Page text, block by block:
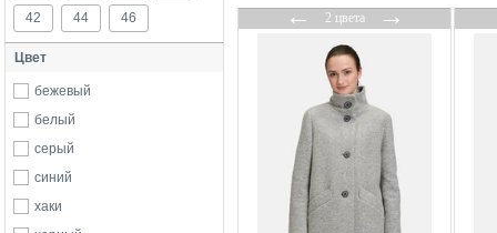
42 44 46
Цвет
бежевый
белый
серый
синий
хаки
←2 цвета→